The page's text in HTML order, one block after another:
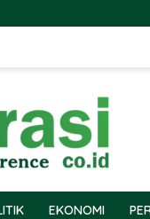
EKONOMI